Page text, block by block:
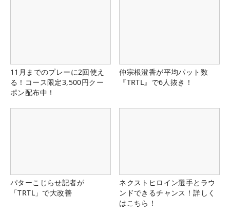
11月までのプレーに2回使え
る！コース限定3,500円クー
ポン配布中！
仲宗根澄香が平均パット数
『TRTL』で6人抜き！
パターこじらせ記者が
「TRTL」で大改善
ネクストヒロイン選手とラウ
ンドできるチャンス！詳しく
はこちら！